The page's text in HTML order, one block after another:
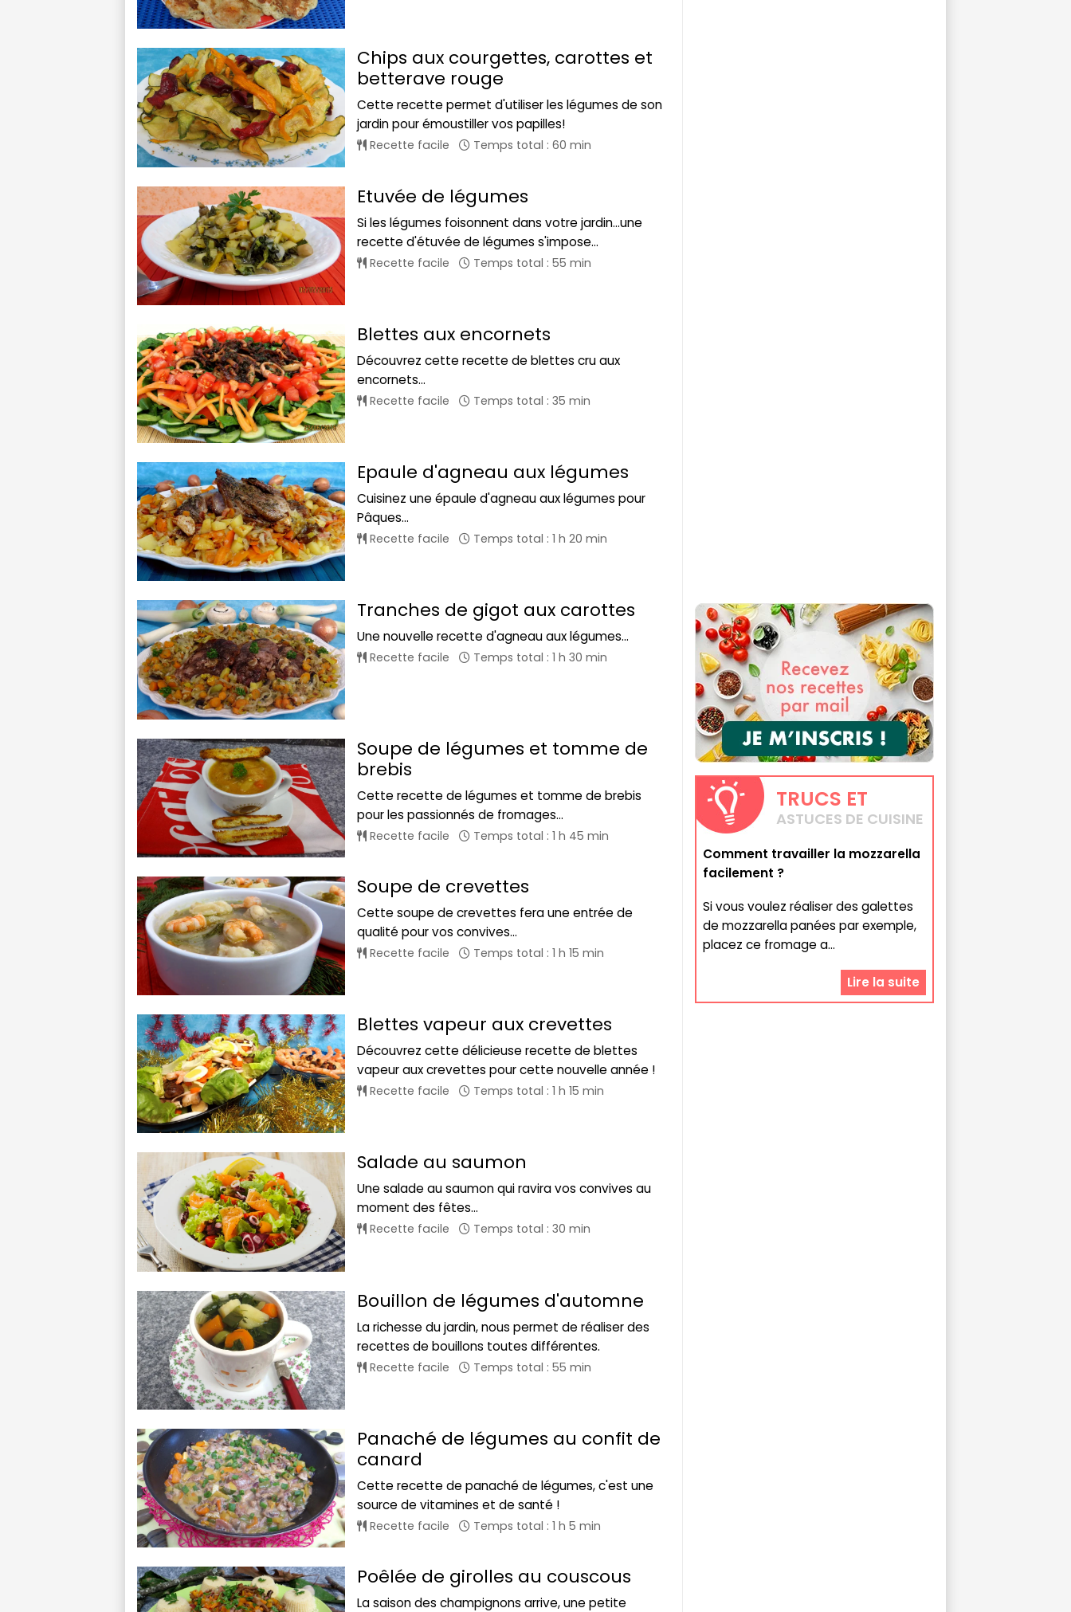
Chips aux courgettes, carottes et
betterave rouge
Cette recette permet d'utiliser les légumes de son
jardin pour émoustiller vos papilles!
Recette facile Temps total : 60 min
Etuvée de légumes
Si les légumes foisonnent dans votre jardin...une
recette d'étuvée de légumes s'impose...
Recette facile Temps total : 55 min
Blettes aux encornets
Découvrez cette recette de blettes cru aux
encornets...
Recette facile Temps total : 35 min
Epaule d'agneau aux légumes
Cuisinez une épaule d'agneau aux légumes pour
Pâques...
Recette facile Temps total : 1 h 20 min
Tranches de gigot aux carottes
Une nouvelle recette d'agneau aux légumes...
Recette facile Temps total : 1 h 30 min
Soupe de légumes et tomme de
brebis
Cette recette de légumes et tomme de brebis
pour les passionnés de fromages...
Recette facile Temps total : 1 h 45 min
Soupe de crevettes
Cette soupe de crevettes fera une entrée de
qualité pour vos convives...
Recette facile Temps total : 1 h 15 min
Blettes vapeur aux crevettes
Découvrez cette délicieuse recette de blettes
vapeur aux crevettes pour cette nouvelle année !
Recette facile Temps total : 1 h 15 min
Salade au saumon
Une salade au saumon qui ravira vos convives au
moment des fêtes...
Recette facile Temps total : 30 min
Bouillon de légumes d'automne
La richesse du jardin, nous permet de réaliser des
recettes de bouillons toutes différentes.
Recette facile Temps total : 55 min
Panaché de légumes au confit de
canard
Cette recette de panaché de légumes, c'est une
source de vitamines et de santé !
Recette facile Temps total : 1 h 5 min
Poêlée de girolles au couscous
La saison des champignons arrive, une petite
TRUCS ET
ASTUCES DE CUISINE
Comment travailler la mozzarella
facilement ?
Si vous voulez réaliser des galettes
de mozzarella panées par exemple,
placez ce fromage a...
Lire la suite